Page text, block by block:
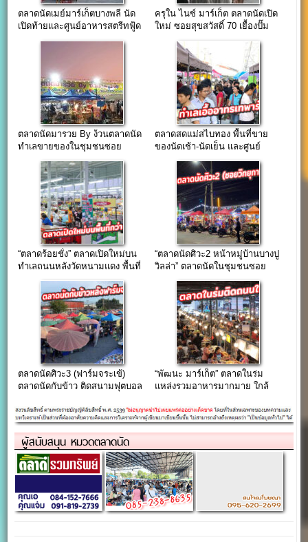
ตลาดนัดเมย์มาร์เก็ตบางพลี นัด
เปิดท้ายและศูนย์อาหารสตรีทฟู้ด
ครุใน ไนซ์ มาร์เก็ต ตลาดนัดเปิด
ใหม่ ซอยสุขสวัสดิ์ 70 เยื้องปั๊ม
ตลาดนัดมารวย By ง้วนตลาดนัด
ทำเลขายของในชุมชนซอย
ตลาดสดแม่สไบทอง พื้นที่ขาย
ของนัดเช้า-นัดเย็น และศูนย์
“ตลาดร้อยชั่ง” ตลาดเปิดใหม่บน
ทำเลถนนหลังวัดหนามแดง พื้นที่
“ตลาดนัดศิวะ2 หน้าหมู่บ้านบางปู
วิลล่า” ตลาดนัดในชุมชนซอย
ตลาดนัดศิวะ3 (ฟาร์มจระเข้)
ตลาดนัดกับข้าว ติดสนามฟุตบอล
“พัฒนะ มาร์เก็ต” ตลาดในร่ม
แหล่งรวมอาหารมากมาย ใกล้
ผู้สนับสนุน หมวดตลาดนัด